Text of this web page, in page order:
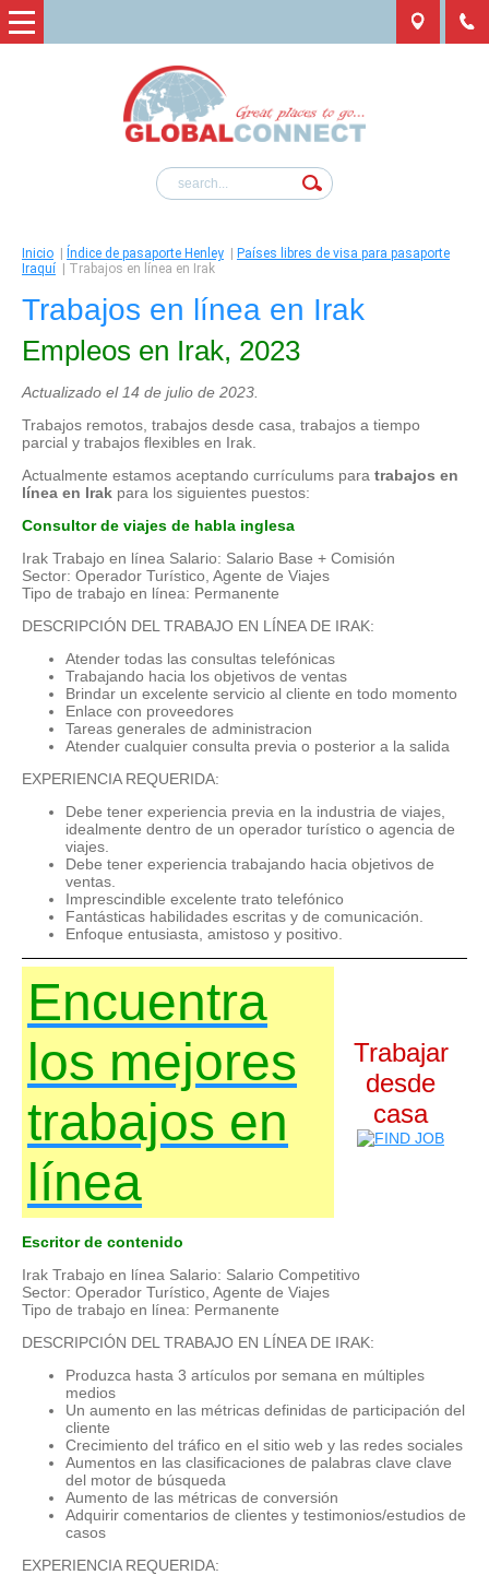
Inicio Índice de pasaporte Henley
Países libres de visa para pasaporte
Iraquí
Trabajos en línea en Irak
Trabajos en línea en Irak
Empleos en Irak, 2023
Actualizado el 14 de julio de 2023.
Trabajos remotos, trabajos desde casa, trabajos a tiempo
parcial y trabajos flexibles en Irak.
Actualmente estamos aceptando currículums para trabajos en
línea en Irak para los siguientes puestos:
Consultor de viajes de habla inglesa
Irak Trabajo en línea Salario: Salario Base + Comisión
Sector: Operador Turístico, Agente de Viajes
Tipo de trabajo en línea: Permanente
DESCRIPCIÓN DEL TRABAJO EN LÍNEA DE IRAK:
Atender todas las consultas telefónicas
Trabajando hacia los objetivos de ventas
Brindar un excelente servicio al cliente en todo momento
Enlace con proveedores
Tareas generales de administracion
Atender cualquier consulta previa o posterior a la salida
EXPERIENCIA REQUERIDA:
Debe tener experiencia previa en la industria de viajes,
idealmente dentro de un operador turístico o agencia de
viajes.
Debe tener experiencia trabajando hacia objetivos de
ventas.
Imprescindible excelente trato telefónico
Fantásticas habilidades escritas y de comunicación.
Enfoque entusiasta, amistoso y positivo.
Encuentra
los mejores
trabajos en
línea
Trabajar
desde
casa
Escritor de contenido
Irak Trabajo en línea Salario: Salario Competitivo
Sector: Operador Turístico, Agente de Viajes
Tipo de trabajo en línea: Permanente
DESCRIPCIÓN DEL TRABAJO EN LÍNEA DE IRAK:
Produzca hasta 3 artículos por semana en múltiples
medios
Un aumento en las métricas definidas de participación del
cliente
Crecimiento del tráfico en el sitio web y las redes sociales
Aumentos en las clasificaciones de palabras clave clave
del motor de búsqueda
Aumento de las métricas de conversión
Adquirir comentarios de clientes y testimonios/estudios de
casos
EXPERIENCIA REQUERIDA: